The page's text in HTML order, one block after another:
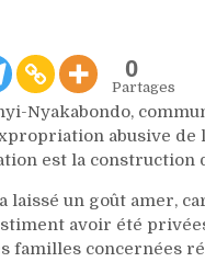
0
Partages
Nyakabondo,
abusive
est la construction
laissé un goût amer,
avoir été
familles concernées